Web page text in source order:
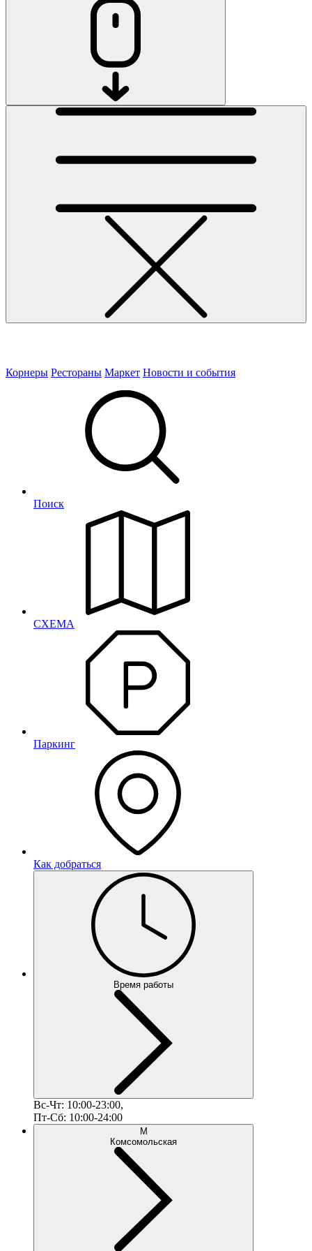
Корнеры Рестораны Маркет Новости и события
Поиск
СХЕМА
Паркинг
Как добраться
Время работы
Вс-Чт: 10:00-23:00,
Пт-Сб: 10:00-24:00
М
Комсомольская